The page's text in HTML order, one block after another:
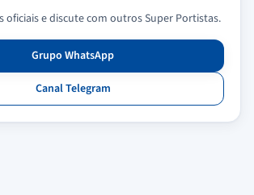
oficiais e discute com outros Super Portistas.
Grupo WhatsApp
Canal Telegram